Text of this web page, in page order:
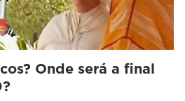
Onde será a final